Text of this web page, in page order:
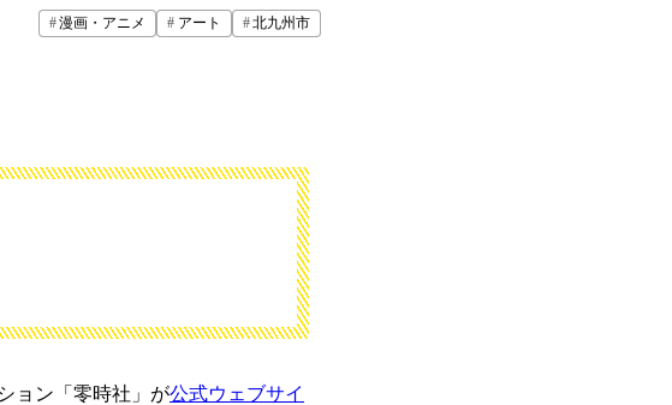
漫画・アニメ アート 北九州市
ョン「零時社」が公式ウェブサイ